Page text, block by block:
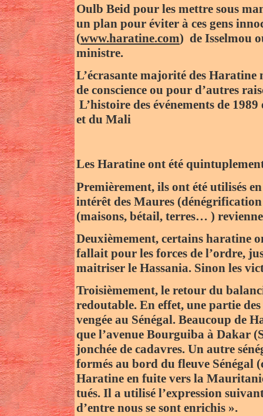
Oulb Beid pour les mettre sous
un plan pour éviter à ces gens
(www.haratine.com) de Isselmou
ministre.
L’écrasante majorité des Haratine
de conscience ou pour d’autres
L’histoire des événements de
et du Mali
Les Haratine ont été
Premièrement, ils ont été utilisés
intérêt des Maures
(maisons, bétail, terres… )
Deuxièmement, certains haratine
fallait pour les forces de l’ordre,
maitriser le Hassania. Sinon les
Troisièmement, le retour du
redoutable. En effet, une partie
vengée au Sénégal. Beaucoup de
que l’avenue Bourguiba à Dakar
jonchée de cadavres. Un autre
formés au bord du fleuve Sénégal
Haratine en fuite vers la
tués. Il a utilisé l’expression
d’entre nous se sont enrichis ».